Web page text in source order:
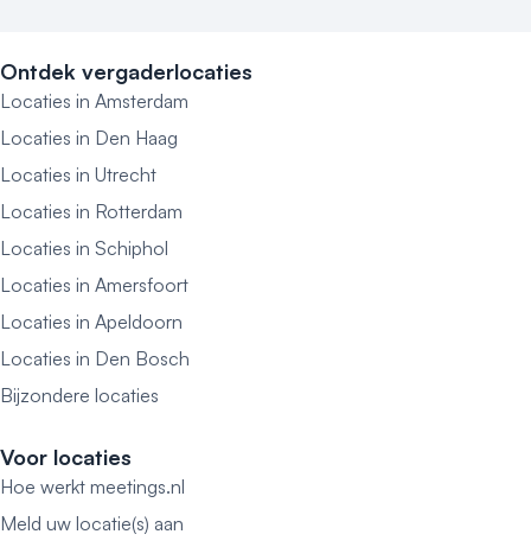
Ontdek vergaderlocaties
Locaties in Amsterdam
Locaties in Den Haag
Locaties in Utrecht
Locaties in Rotterdam
Locaties in Schiphol
Locaties in Amersfoort
Locaties in Apeldoorn
Locaties in Den Bosch
Bijzondere locaties
Voor locaties
Hoe werkt meetings.nl
Meld uw locatie(s) aan